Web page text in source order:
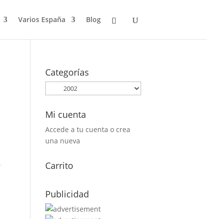
Varios España Blog
Categorías
Mi cuenta
Accede a tu cuenta o crea
una nueva
Carrito
Publicidad